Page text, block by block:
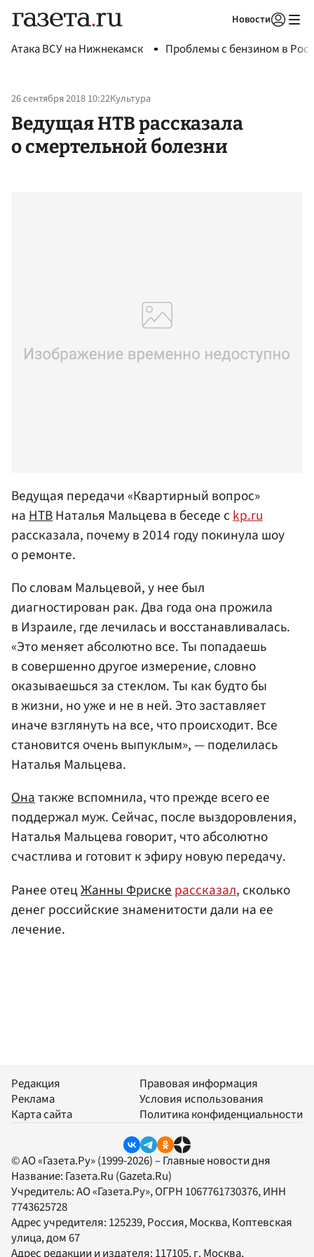
Новости
Атака ВСУ на Нижнекамск Проблемы с бензином в
26 сентября 2018 10:22Культура
Ведущая НТВ рассказала
о смертельной болезни
Ведущая передачи «Квартирный вопрос»
наНТВНаталья Мальцева в беседе сkp.ru
рассказала, почему в 2014 году покинула шоу
о ремонте.
По словам Мальцевой, у нее был
диагностирован рак. Два года она прожила
в Израиле, где лечилась и восстанавливалась.
«Это меняет абсолютно все. Ты попадаешь
в совершенно другое измерение, словно
оказываешься за стеклом. Ты как будто бы
в жизни, но уже и не в ней. Это заставляет
иначе взглянуть на все, что происходит. Все
становится очень выпуклым», — поделилась
Наталья Мальцева.
Онатакже вспомнила, что прежде всего ее
поддержал муж. Сейчас, после выздоровления,
Наталья Мальцева говорит, что абсолютно
счастлива и готовит к эфиру новую передачу.
Ранее отецЖанны Фриске рассказал, сколько
денег российские знаменитости дали на ее
лечение.
Редакция
Реклама
Карта сайта
Правовая информация
Условия использования
Политика конфиденциальности
© АО «Газета.Ру» (1999-2026) – Главные новости дня
Название: Газета.Ru (Gazeta.Ru)
Учредитель:АО «Газета.Ру», ОГРН 1067761730376, ИНН
7743625728
Адрес учредителя: 125239, Россия, Москва, Коптевская
улица, дом 67
Адрес редакции и издателя: 117105, г. Москва,